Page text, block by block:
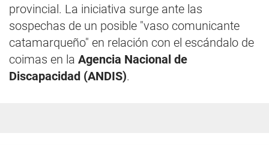
provincial. La iniciativa surge ante las
sospechas de un posible "vaso comunicante
catamarqueño" en relación con el escándalo de
coimas en la Agencia Nacional de
Discapacidad (ANDIS).